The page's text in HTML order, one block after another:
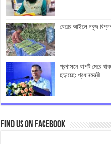
ঘেরের আইলে সবুজ বিপ্লব:
প্রশাসনে ঘাপটি মেরে
ছড়াচ্ছে: প্রধানমন্ত্রী
Find us on Facebook